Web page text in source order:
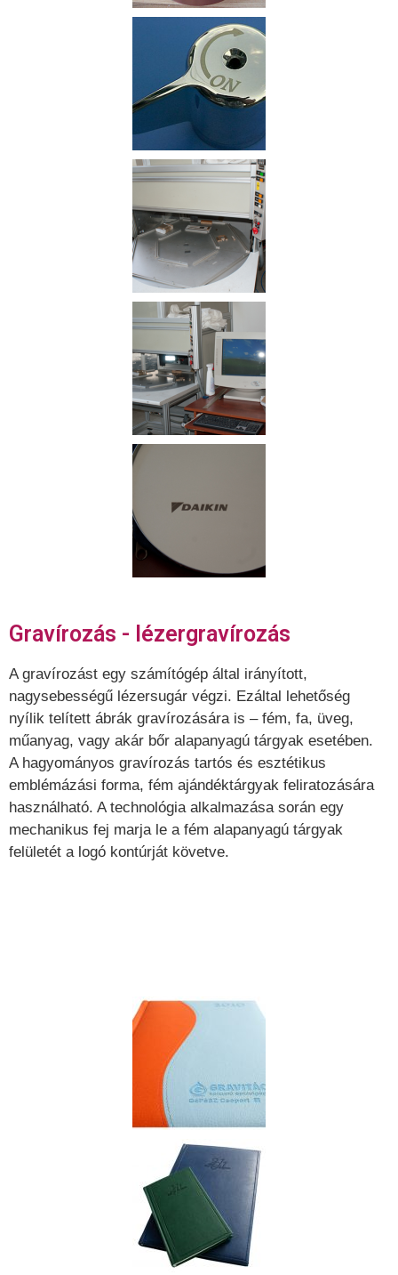
Gravírozás - lézergravírozás
A gravírozást egy számítógép által irányított,
nagysebességű lézersugár végzi. Ezáltal lehetőség
nyílik telített ábrák gravírozására is – fém, fa, üveg,
műanyag, vagy akár bőr alapanyagú tárgyak esetében.
A hagyományos gravírozás tartós és esztétikus
emblémázási forma, fém ajándéktárgyak feliratozására
használható. A technológia alkalmazása során egy
mechanikus fej marja le a fém alapanyagú tárgyak
felületét a logó kontúrját követve.